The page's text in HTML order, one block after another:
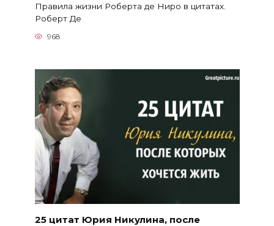
Правила жизни Роберта де Ниро в цитатах.
Роберт Де
968
25 цитат Юрия Никулина, после